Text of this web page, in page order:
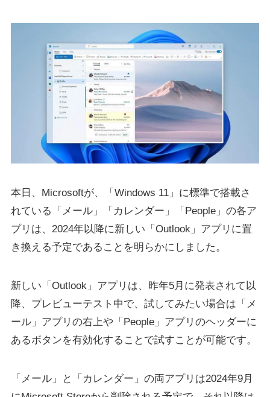
本日、Microsoftが、「Windows 11」に標準で搭載さ
れている「メール」「カレンダー」「People」の各ア
プリは、2024年以降に新しい「Outlook」アプリに置
き換える予定であることを明らかにしました。
新しい「Outlook」アプリは、昨年5月に発表されて以
降、プレビューテスト中で、試してみたい場合は「メ
ール」アプリの右上や「People」アプリのヘッダーに
あるボタンを有効化することで試すことが可能です。
「メール」と「カレンダー」の両アプリは2024年9月